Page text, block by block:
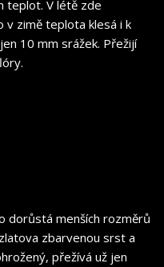
teplot. V létě zde
v zimě teplota klesá i k
10 mm srážek. Přežijí
dorůstá menších rozměrů
zbarvenou srst a
přežívá už jen